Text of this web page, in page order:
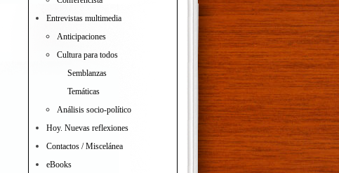
Entrevistas multimedia
Anticipaciones
Cultura para todos
Semblanzas
Temáticas
Análisis socio-político
Hoy. Nuevas reflexiones
Contactos / Miscelánea
eBooks